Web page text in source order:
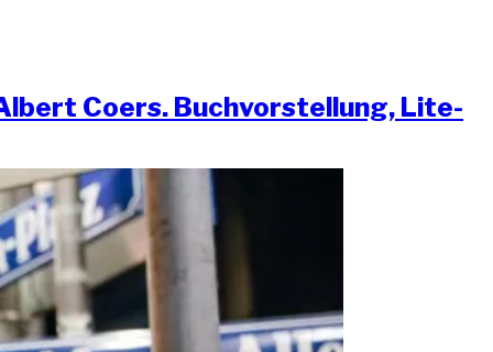
Coers. Buch­vor­stel­lung, Lite­